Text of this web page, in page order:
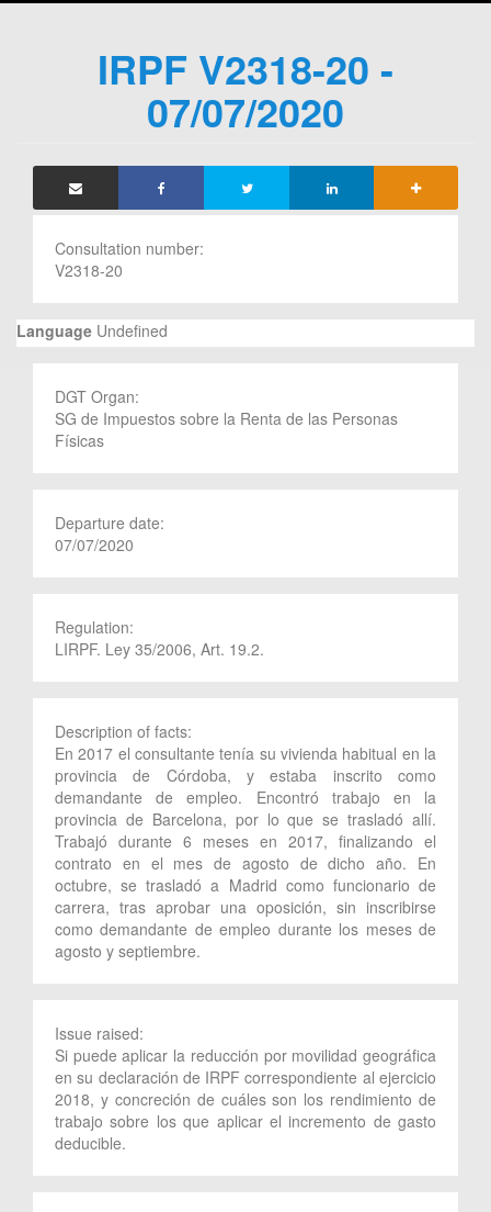
IRPF V2318-20 -
07/07/2020
Consultation number:
V2318-20
Language Undefined
DGT Organ:
SG de Impuestos sobre la Renta de las Personas
Físicas
Departure date:
07/07/2020
Regulation:
LIRPF. Ley 35/2006, Art. 19.2.
Description of facts:
En 2017 el consultante tenía su vivienda habitual en la
provincia de Córdoba, y estaba inscrito como
demandante de empleo. Encontró trabajo en la
provincia de Barcelona, por lo que se trasladó allí.
Trabajó durante 6 meses en 2017, finalizando el
contrato en el mes de agosto de dicho año. En
octubre, se trasladó a Madrid como funcionario de
carrera, tras aprobar una oposición, sin inscribirse
como demandante de empleo durante los meses de
agosto y septiembre.
Issue raised:
Si puede aplicar la reducción por movilidad geográfica
en su declaración de IRPF correspondiente al ejercicio
2018, y concreción de cuáles son los rendimiento de
trabajo sobre los que aplicar el incremento de gasto
deducible.